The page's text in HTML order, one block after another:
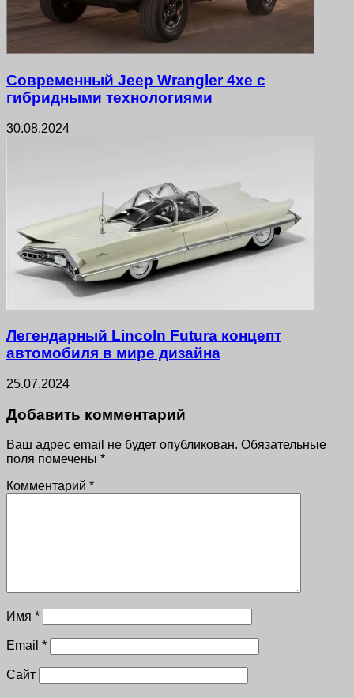
Современный Jeep Wrangler 4xe с
гибридными технологиями
30.08.2024
Легендарный Lincoln Futura концепт
автомобиля в мире дизайна
25.07.2024
Добавить комментарий
Ваш адрес email не будет опубликован. Обязательные
поля помечены *
Комментарий *
Имя *
Email *
Сайт